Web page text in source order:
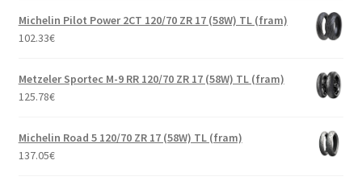
Michelin Pilot Power 2CT 120/70 ZR 17 (58W) TL (fram)
102.33€
Metzeler Sportec M-9 RR 120/70 ZR 17 (58W) TL (fram)
125.78€
Michelin Road 5 120/70 ZR 17 (58W) TL (fram)
137.05€